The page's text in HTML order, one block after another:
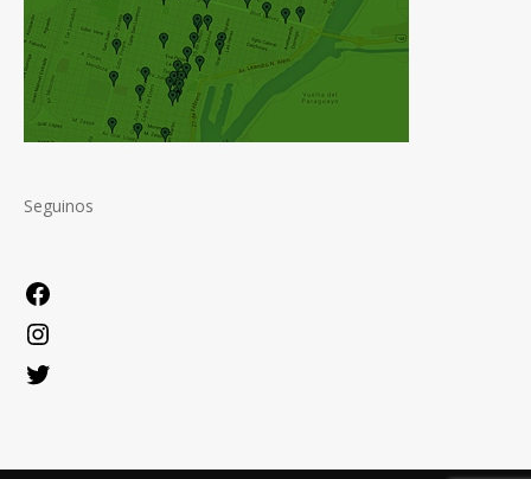
Seguinos